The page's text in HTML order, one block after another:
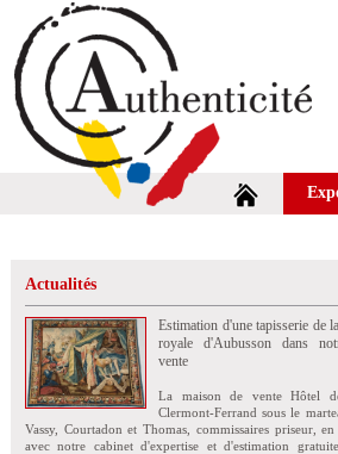
Actualités
Estimation d'une tapisserie de
royale d'Aubusson dans
vente
La maison de vente Hôtel
Clermont-Ferrand sous le
Vassy, Courtadon et Thomas, commissaires priseur,
avec notre cabinet d'expertise et d'estimation